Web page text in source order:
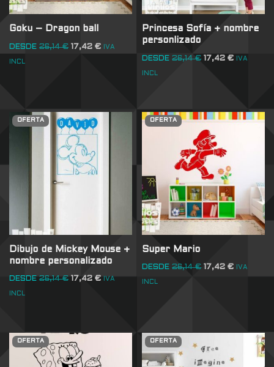
Goku – Dragon ball
DESDE 26,14€ 17,42 € IVA
INCL
Princesa Sofía + nombre
personlizado
DESDE 26,14€ 17,42€ IVA
INCL
OFERTA
Dibujo de Mickey Mouse +
nombre personalizado
DESDE 26,14€ 17,42 € IVA
INCL
OFERTA
Super Mario
DESDE 26,14€ 17,42€ IVA
INCL
OFERTA OFERTA